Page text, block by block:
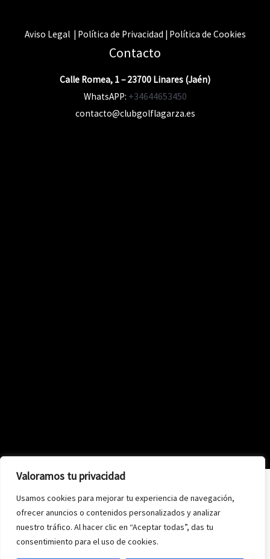
Valoramos tu privacidad
Usamos cookies para mejorar tu experiencia de navegación,
ofrecer anuncios o contenidos personalizados y analizar
nuestro tráfico. Al hacer clic en “Aceptar todas”, das tu
consentimiento para el uso de cookies.
Aviso Legal | Política de Privacidad | Política de Cookies
Contacto
Calle Romea, 1 – 23700 Linares (Jaén)
WhatsAPP: +34644653450
contacto@clubgolflagarza.es